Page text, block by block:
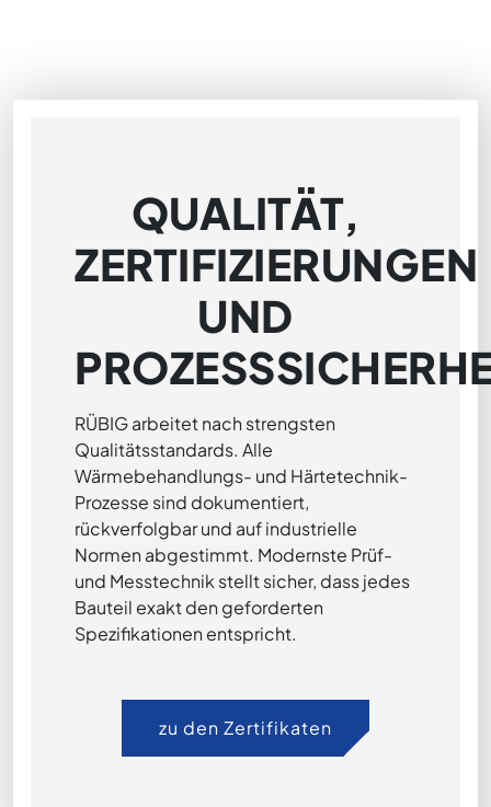
QUALITÄT,
ZERTIFIZIERUNGEN
UND
RÜBIG arbeitet nach strengsten
Qualitätsstandards. Alle
Wärmebehandlungs- und Härtetechnik-
Prozesse sind dokumentiert,
rückverfolgbar und auf industrielle
Normen abgestimmt. Modernste Prüf-
und Messtechnik stellt sicher, dass jedes
Bauteil exakt den geforderten
Spezifikationen entspricht.
zu den Zertifikaten